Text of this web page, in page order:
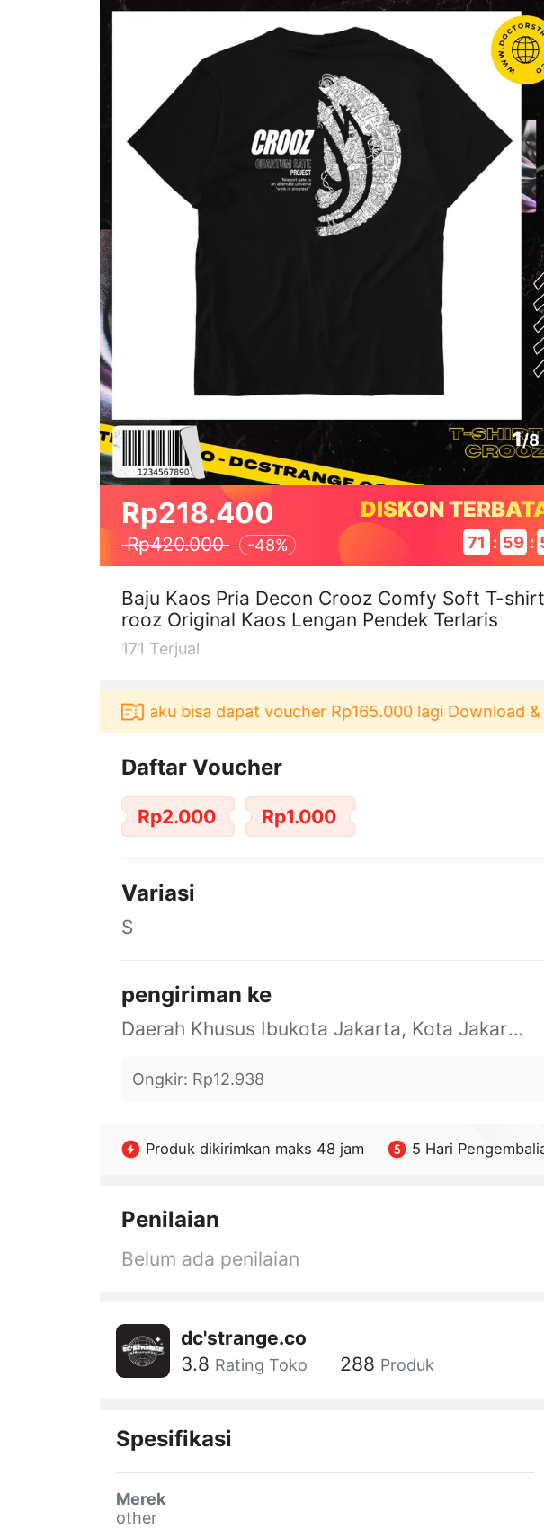
1/8
Rp218.400
Rp420.000 -48%
DISKON
71 : 59 :
Baju Kaos Pria Decon Crooz Comfy Soft T-
rooz Original Kaos Lengan Pendek Terlaris
171 Terjual
di aplikasi Akulaku bisa dapat voucher Rp165.000 lagi Download &
Daftar Voucher
Rp2.000 Rp1.000
Variasi
S
pengiriman ke
Daerah Khusus Ibukota Jakarta, Kota Jakarta Barat, Cengkareng, yy
Ongkir: Rp12.938
Produk dikirimkan maks 48 jam 5 Hari
Penilaian
Belum ada penilaian
dc'strange.co
3.8 Rating Toko 288 Produk
Spesifikasi
Merek
other